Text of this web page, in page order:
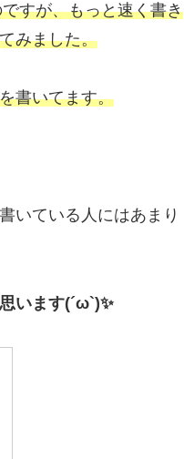
すが、もっと速く書き
みました。
書いてます。
いている人にはあまり
います(´ω`)✨